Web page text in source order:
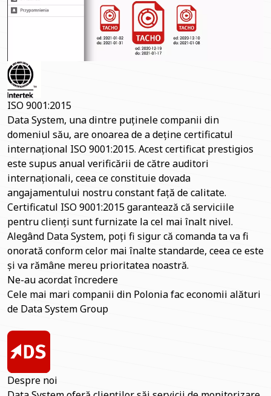
ISO 9001:2015
Data System, una dintre puținele companii din
domeniul său, are onoarea de a deține certificatul
internațional ISO 9001:2015. Acest certificat prestigios
este supus anual verificării de către auditori
internaționali, ceea ce constituie dovada
angajamentului nostru constant față de calitate.
Certificatul ISO 9001:2015 garantează că serviciile
pentru clienți sunt furnizate la cel mai înalt nivel.
Alegând Data System, poți fi sigur că comanda ta va fi
onorată conform celor mai înalte standarde, ceea ce este
și va rămâne mereu prioritatea noastră.
Ne-au acordat încredere
Cele mai mari companii din Polonia fac economii alături
de Data System Group
Despre noi